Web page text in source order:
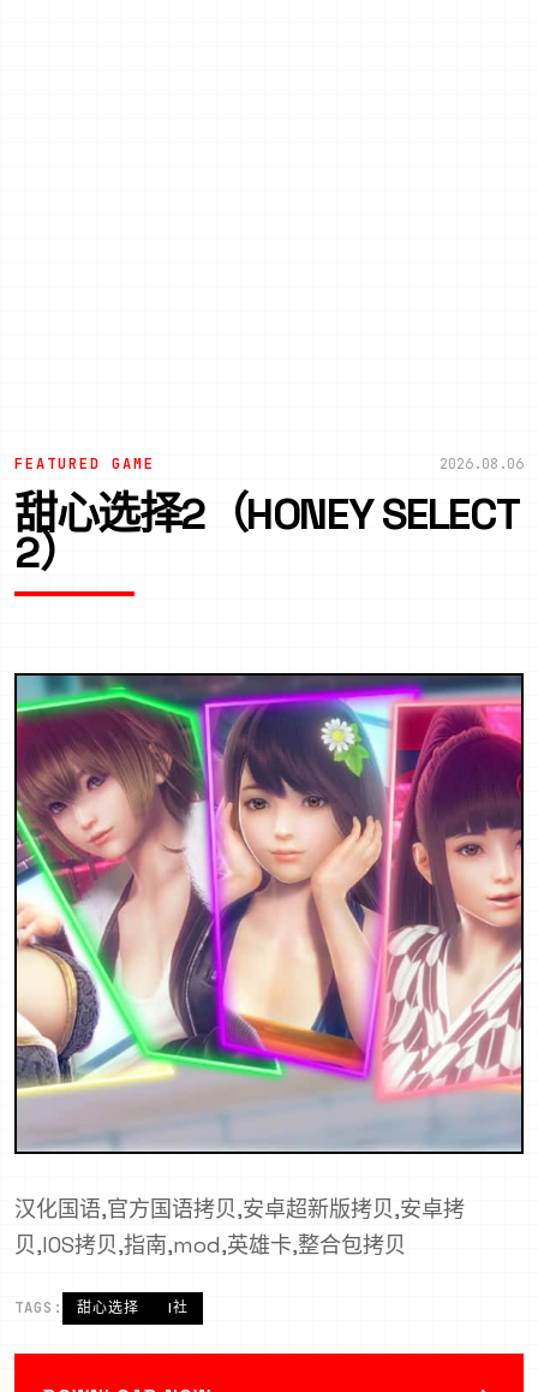
FEATURED GAME 2026.08.06
甜心选择2（HONEY SELECT
2）
汉化国语,官方国语拷贝,安卓超新版拷贝,安卓拷
贝,IOS拷贝,指南,mod,英雄卡,整合包拷贝
TAGS: 甜心选择 I社